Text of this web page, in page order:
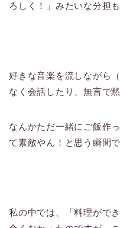
ろしく！」みたいな分担
好きな音楽を流しながら
なく会話したり、無言で
なんかただ一緒にご飯作
て素敵やん！と思う瞬間で
私の中では、「料理がで